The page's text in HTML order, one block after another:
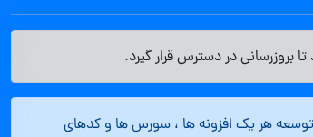
بروزرسانی در دسترس قرار گیرد.
هر یک افزونه ها ، سورس ها و کدهای